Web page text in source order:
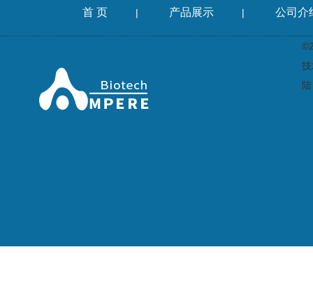
首 页 | 产品展示 | 公司介
陆